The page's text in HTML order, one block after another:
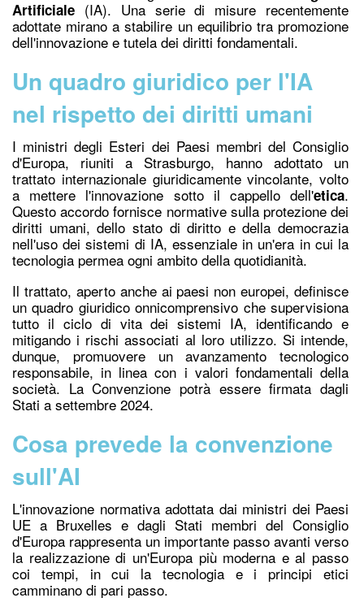
Artificiale (IA). Una serie di misure recentemente
adottate mirano a stabilire un equilibrio tra promozione
dell'innovazione e tutela dei diritti fondamentali.
Un quadro giuridico per l'IA
nel rispetto dei diritti umani
I ministri degli Esteri dei Paesi membri del Consiglio
d'Europa, riuniti a Strasburgo, hanno adottato un
trattato internazionale giuridicamente vincolante, volto
a mettere l'innovazione sotto il cappello dell'etica.
Questo accordo fornisce normative sulla protezione dei
diritti umani, dello stato di diritto e della democrazia
nell'uso dei sistemi di IA, essenziale in un'era in cui la
tecnologia permea ogni ambito della quotidianità.
Il trattato, aperto anche ai paesi non europei, definisce
un quadro giuridico onnicomprensivo che supervisiona
tutto il ciclo di vita dei sistemi IA, identificando e
mitigando i rischi associati al loro utilizzo. Si intende,
dunque, promuovere un avanzamento tecnologico
responsabile, in linea con i valori fondamentali della
società. La Convenzione potrà essere firmata dagli
Stati a settembre 2024.
Cosa prevede la convenzione
sull'AI
L'innovazione normativa adottata dai ministri dei Paesi
UE a Bruxelles e dagli Stati membri del Consiglio
d'Europa rappresenta un importante passo avanti verso
la realizzazione di un'Europa più moderna e al passo
coi tempi, in cui la tecnologia e i principi etici
camminano di pari passo.